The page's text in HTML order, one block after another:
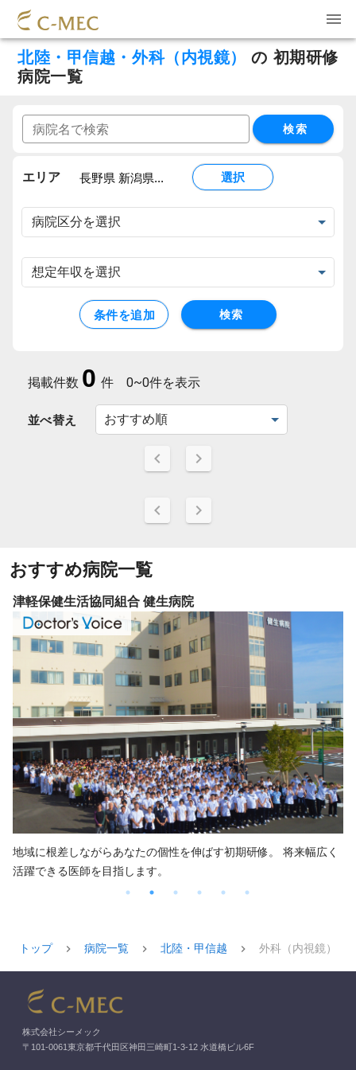
北陸・甲信越・外科（内視鏡） の 初期研修
病院一覧
検索
エリア 長野県 新潟県... 選択
条件を追加 検索
掲載件数 0 件 0~0件を表示
並べ替え
おすすめ病院一覧
津軽保健生活協同組合 健生病院
地域に根差しながらあなたの個性を伸ばす初期研修。 将来幅広く
活躍できる医師を目指します。
トップ 病院一覧 北陸・甲信越 外科（内視鏡）
株式会社シーメック
〒101-0061東京都千代田区神田三崎町1-3-12 水道橋ビル6F